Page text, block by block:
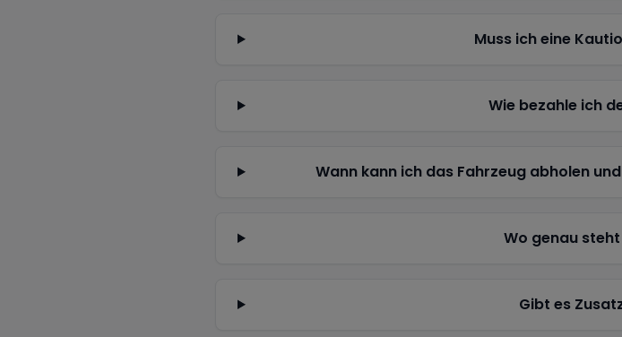
Muss ich eine
Wie bezahle ich
Wann kann ich das Fahrzeug abholen
Wo genau
Gibt es